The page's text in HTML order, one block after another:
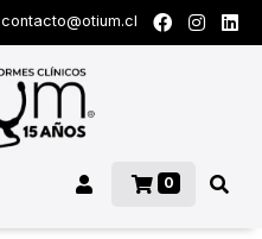
contacto@otium.cl
0